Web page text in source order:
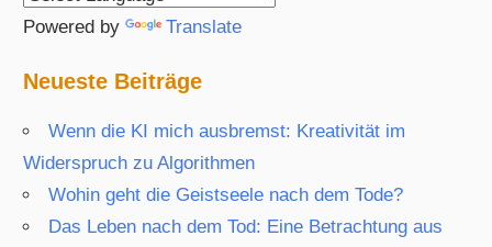
Powered by Translate
Neueste Beiträge
Wenn die KI mich ausbremst: Kreativität im
Widerspruch zu Algorithmen
Wohin geht die Geistseele nach dem Tode?
Das Leben nach dem Tod: Eine Betrachtung aus